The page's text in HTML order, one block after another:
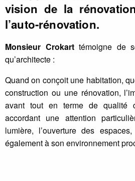
vision de la
l’auto-rénovation.
Monsieur Crokarttémoigne de
qu’architecte :
Quand on conçoit une habitation,
construction ou une rénovation,
avant tout en terme de qualité
accordant une attention
lumière, l’ouverture des
également à son environnement